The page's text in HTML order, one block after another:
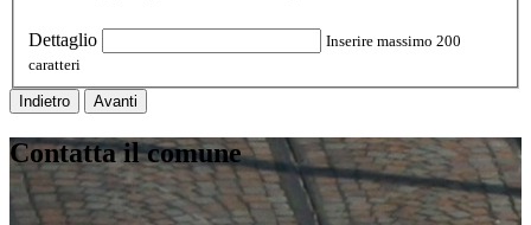
Dettaglio
Inserire massimo 200
caratteri
Indietro Avanti
Contatta il comune